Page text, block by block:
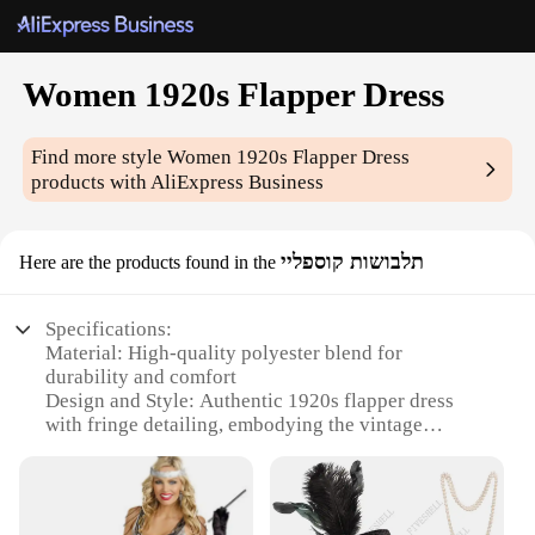
Women 1920s Flapper Dress
Find more styleWomen 1920s Flapper Dress
products with AliExpress Business
Here are the products found in the תלבושות קוספליי
Specifications:
Material: High-quality polyester blend for
durability and comfort
Design and Style: Authentic 1920s flapper dress
with fringe detailing, embodying the vintage
Usage and Purpose: Ideal for themed parties,
costume events, or as a unique fashion statement
Shape or Size or Weight or Quantity: Available in a